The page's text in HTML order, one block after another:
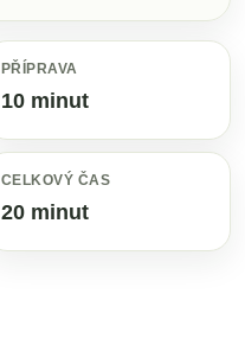
PŘÍPRAVA
10 minut
CELKOVÝ ČAS
20 minut